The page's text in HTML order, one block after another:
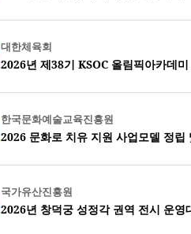
대한체육회
2026년 제38기 KSOC 올림픽아카데
한국문화예술교육진흥원
2026 문화로 치유 지원 사업모델 정립
국가유산진흥원
2026년 창덕궁 성정각 권역 전시 운영